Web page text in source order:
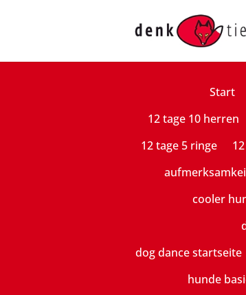
Start
12 tage 10 herren
12 tage 5 ringe
cooler
dog dance startseite
hunde